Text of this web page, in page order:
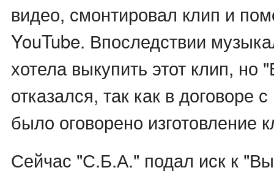
видео, смонтировал клип и
YouTube. Впоследствии
хотела выкупить этот клип,
отказался, так как в договоре
было оговорено изготовление
Сейчас "С.Б.А." подал иск к